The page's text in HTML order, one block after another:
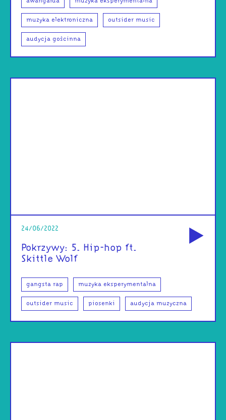
awangarda muzyka eksperymentalna
muzyka elektroniczna outsider music
audycja gościnna
24/06/2022
Pokrzywy: 5. Hip-hop ft.
Skittle Wolf
gangsta rap muzyka eksperymentalna
outsider music piosenki audycja muzyczna